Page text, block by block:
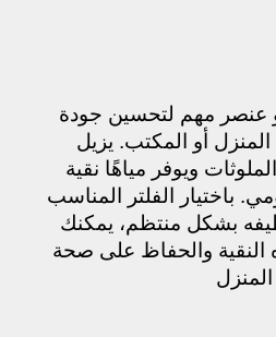
عنصر مهم لتحسين جودة
أو المكتب. يزيل
ويوفر مياهًا نقية
باختيار الفلتر المناسب
بشكل منتظم، يمكنك
النقية والحفاظ على صحة